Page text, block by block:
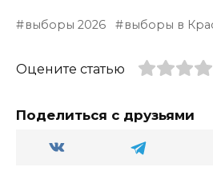
e
ra
n
kl
ss
ni
a
A
p
er
выборы 2026 выборы в
Оцените статью
Поделиться с друзьями